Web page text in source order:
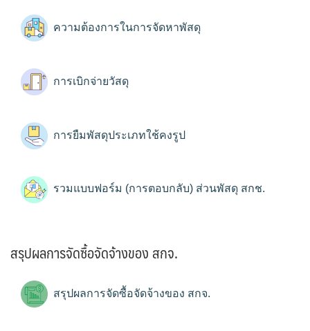
ความต้องการในการจัดหาพัสดุ
การเบิกจ่ายวัสดุ
การยืมพัสดุประเภทใช้คงรูป
รวมแบบฟอร์ม (การตอบกลับ) ส่วนพัสดุ สกช.
สรุปผลการจัดซื้อจัดจ้างของ สกจ.
สรุปผลการจัดซื้อจัดจ้างของ สกจ.